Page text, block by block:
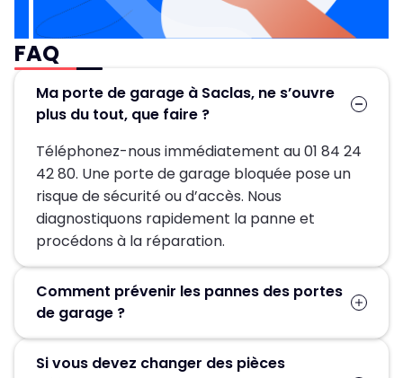
FAQ
Ma porte de garage à Saclas, ne s’ouvre
plus du tout, que faire ?
Téléphonez-nous immédiatement au 01 84 24
42 80. Une porte de garage bloquée pose un
risque de sécurité ou d’accès. Nous
diagnostiquons rapidement la panne et
procédons à la réparation.
Comment prévenir les pannes des portes
de garage ?
pannes de votre porte de garage. Il vous suffit
Si vous devez changer des pièces